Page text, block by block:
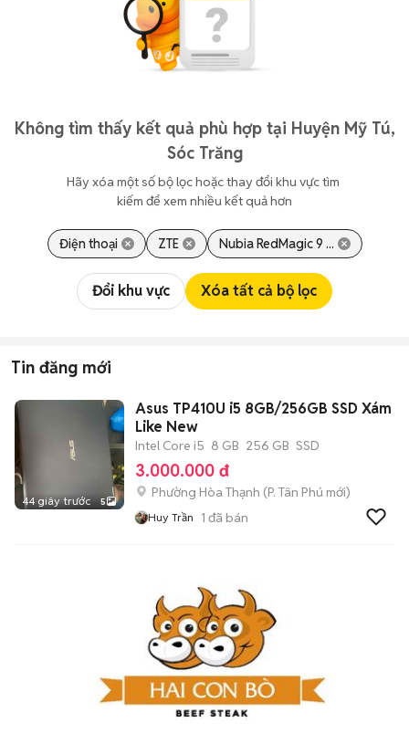
Không tìm thấy kết quả phù hợp tại Huyện Mỹ Tú,
Sóc Trăng
Hãy xóa một số bộ lọc hoặc thay đổi khu vực tìm
kiếm để xem nhiều kết quả hơn
Điện thoại ZTE Nubia RedMagic 9 ...
Đổi khu vực Xóa tất cả bộ lọc
Tin đăng mới
44 giây trước 5
Asus TP410U i5 8GB/256GB SSD Xám
Like New
Intel Core i5 8 GB 256 GB SSD
3.000.000 đ
Phường Hòa Thạnh (P. Tân Phú mới)
Huy Trần 1 đã bán